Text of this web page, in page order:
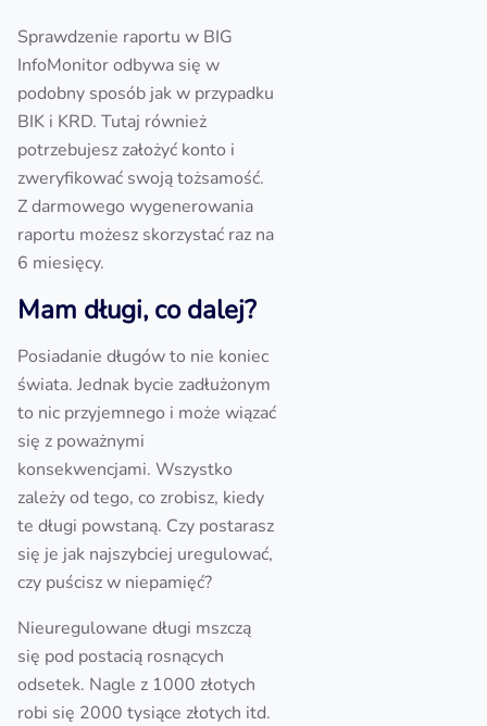
Sprawdzenie raportu w BIG
InfoMonitor odbywa się w
podobny sposób jak w przypadku
BIK i KRD. Tutaj również
potrzebujesz założyć konto i
zweryfikować swoją tożsamość.
Z darmowego wygenerowania
raportu możesz skorzystać raz na
6 miesięcy.
Mam długi, co dalej?
Posiadanie długów to nie koniec
świata. Jednak bycie zadłużonym
to nic przyjemnego i może wiązać
się z poważnymi
konsekwencjami. Wszystko
zależy od tego, co zrobisz, kiedy
te długi powstaną. Czy postarasz
się je jak najszybciej uregulować,
czy puścisz w niepamięć?
Nieuregulowane długi mszczą
się pod postacią rosnących
odsetek. Nagle z 1000 złotych
robi się 2000 tysiące złotych itd.